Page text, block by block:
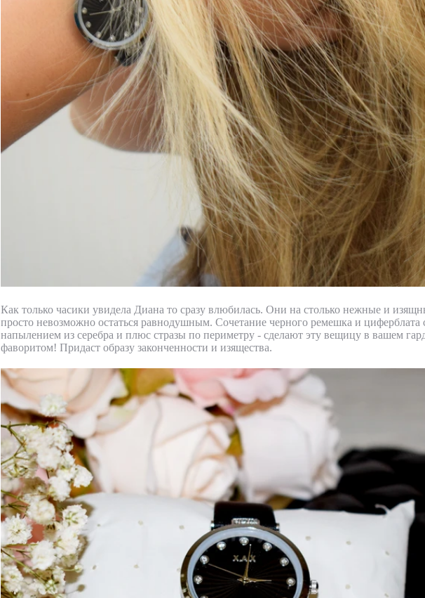
Как только часики увидела Диана то сразу влюбилась. Они на столько нежные и
просто невозможно остаться равнодушным. Сочетание черного ремешка и циферблата
напылением из серебра и плюс стразы по периметру - сделают эту вещицу в вашем
фаворитом! Придаст образу законченности и изящества.